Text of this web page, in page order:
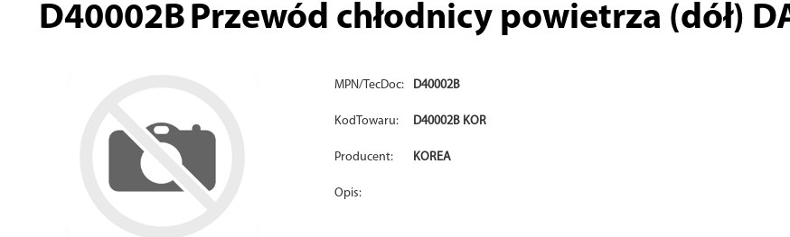
D40002B Przewód chłodnicy powietrza (dół)
MPN/TecDoc: D40002B
KodTowaru: D40002B KOR
Producent: KOREA
Opis: